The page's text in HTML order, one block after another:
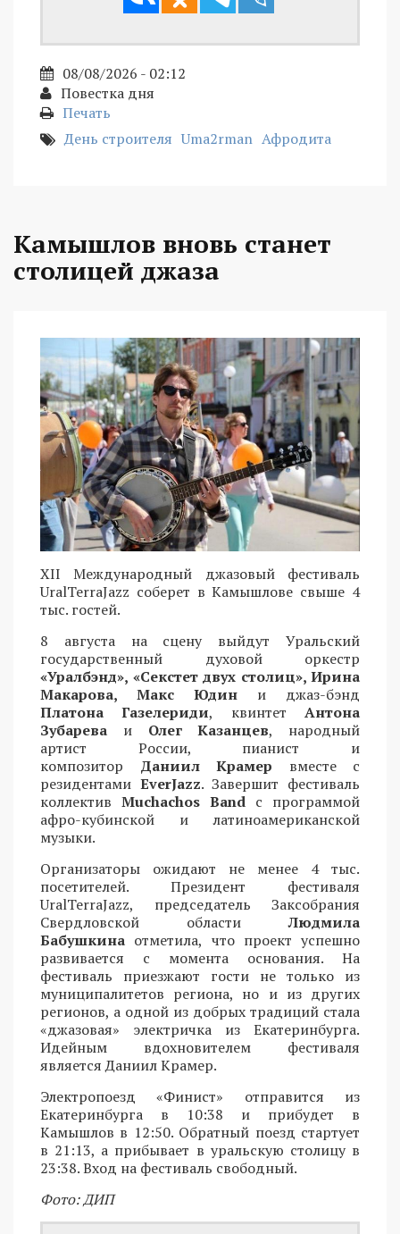
08/08/2026 - 02:12
Повестка дня
Печать
День строителя Uma2rman Афродита
Камышлов вновь станет
столицей джаза
XII Международный джазовый фестиваль
UralTerraJazz соберет в Камышлове свыше 4
тыс. гостей.
8 августа на сцену выйдут Уральский
государственный духовой оркестр
«Уралбэнд», «Секстет двух столиц», Ирина
Макарова, Макс Юдин и джаз-бэнд
Платона Газелериди, квинтетАнтона
Зубарева и Олег Казанцев, народный
артист России, пианист и
композитор Даниил Крамер вместе с
резидентами EverJazz. Завершит фестиваль
коллектив Muchachos Band с программой
афро-кубинской и латиноамериканской
музыки.
Организаторы ожидают не менее 4 тыс.
посетителей. Президент фестиваля
UralTerraJazz, председатель Заксобрания
Свердловской областиЛюдмила
Бабушкина отметила, что проект успешно
развивается с момента основания. На
фестиваль приезжают гости не только из
муниципалитетов региона, но и из других
регионов, а одной из добрых традиций стала
«джазовая» электричка из Екатеринбурга.
Идейным вдохновителем фестиваля
является Даниил Крамер.
Электропоезд «Финист» отправится из
Екатеринбурга в 10:38 и прибудет в
Камышлов в 12:50. Обратный поезд стартует
в 21:13, а прибывает в уральскую столицу в
23:38. Вход на фестиваль свободный.
Фото: ДИП